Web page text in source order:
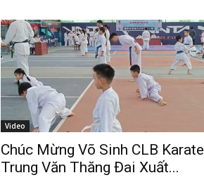
Video
Chúc Mừng Võ Sinh CLB Karate
Trung Văn Thăng Đai Xuất...